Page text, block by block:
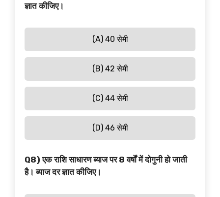
ज्ञात कीजिए।
(A) 40 सेमी
(B) 42 सेमी
(C) 44 सेमी
(D) 46 सेमी
Q8) एक राशि साधारण ब्याज पर 8 वर्षों में दोगुनी हो जाती
है। ब्याज दर ज्ञात कीजिए।